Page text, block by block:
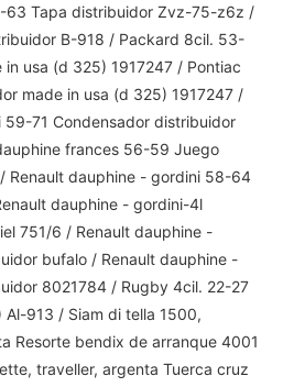
63 Tapa distribuidor Zvz-75-z6z /
B-918 / Packard 8cil. 53-
usa (d 325) 1917247 / Pontiac
made in usa (d 325) 1917247 /
71 Condensador distribuidor
frances 56-59 Juego
Renault dauphine - gordini 58-64
dauphine - gordini-4l
751/6 / Renault dauphine -
bufalo / Renault dauphine -
8021784 / Rugby 4cil. 22-27
913 / Siam di tella 1500,
Resorte bendix de arranque 4001
traveller, argenta Tuerca cruz